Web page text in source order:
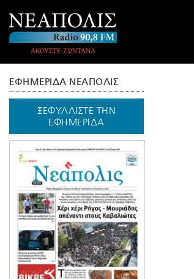
ΑΚΟΥΣΤΕ ΖΩΝΤΑΝΑ
ΕΦΗΜΕΡΙΔΑ ΝΕΑΠΟΛΙΣ
ΞΕΦΥΛΛΙΣΤΕ ΤΗΝ
ΕΦΗΜΕΡΙΔΑ